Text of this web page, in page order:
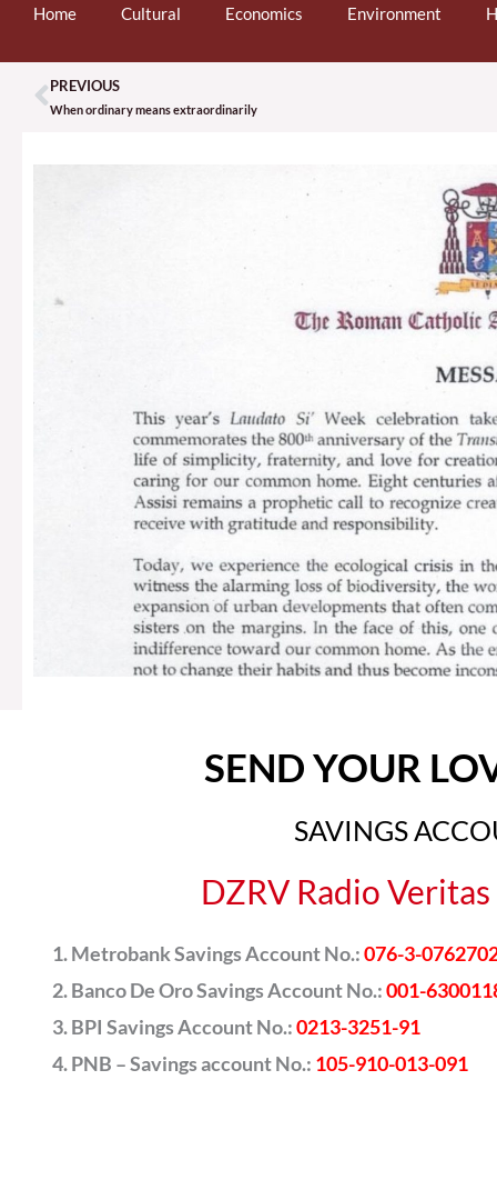
Home Cultural Economics Environment
Prev
PREVIOUS
When ordinary means extraordinarily
SEND YOUR
SAVINGS
DZRV Radio
Metrobank Savings Account No.:076-3-
Banco De Oro Savings Account No.:001-
BPI Savings Account No.:0213-3251-91
PNB – Savings account No.: 105-910-013-091